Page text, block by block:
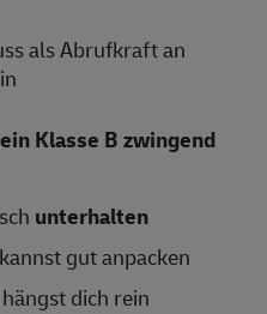
als Abrufkraft an
Klasse B zwingend
unterhalten
gut anpacken
dich rein